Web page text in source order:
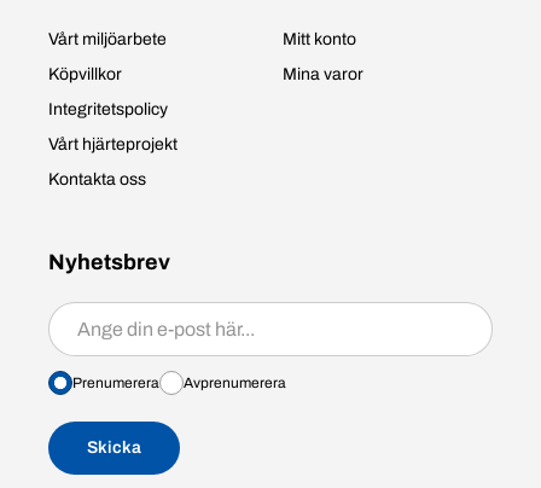
Vårt miljöarbete
Köpvillkor
Integritetspolicy
Vårt hjärteprojekt
Kontakta oss
Mitt konto
Mina varor
Nyhetsbrev
Prenumerera/avprenumerera
Prenumerera Avprenumerera
Skicka